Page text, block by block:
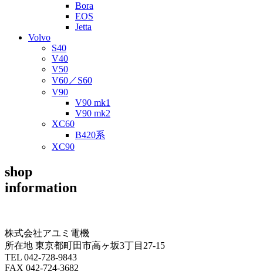
Bora
EOS
Jetta
Volvo
S40
V40
V50
V60／S60
V90
V90 mk1
V90 mk2
XC60
B420系
XC90
shop
information
株式会社アユミ電機
所在地 東京都町田市高ヶ坂3丁目27‐15
TEL 042-728-9843
FAX 042-724-3682